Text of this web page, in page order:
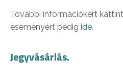
További információkért
eseményért pedig ide.
Jegyvásárlás.